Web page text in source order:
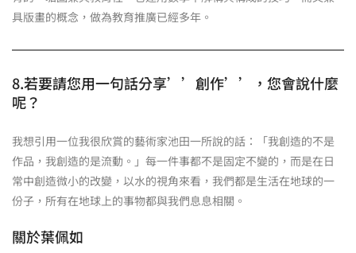
具版畫的概念，做為教育推廣已經多年。
8.若要請您用一句話分享’’創作’’，您會說什麼
呢？
我想引用一位我很欣賞的藝術家池田一所說的話：「我創造的不是
作品，我創造的是流動。」每一件事都不是固定不變的，而是在日
常中創造微小的改變，以水的視角來看，我們都是生活在地球的一
份子，所有在地球上的事物都與我們息息相關。
關於葉佩如